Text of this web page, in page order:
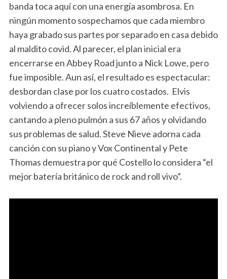
banda toca aquí con una energía asombrosa. En
ningún momento sospechamos que cada miembro
haya grabado sus partes por separado en casa debido
al maldito covid. Al parecer, el plan inicial era
encerrarse en Abbey Road junto a Nick Lowe, pero
fue imposible. Aun así, el resultado es espectacular:
desbordan clase por los cuatro costados. Elvis
volviendo a ofrecer solos increíblemente efectivos,
cantando a pleno pulmón a sus 67 años y olvidando
sus problemas de salud. Steve Nieve adorna cada
canción con su piano y Vox Continental y Pete
Thomas demuestra por qué Costello lo considera “el
mejor batería británico de rock and roll vivo”.